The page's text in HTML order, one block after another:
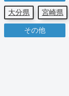
大分県
宮崎県
その他